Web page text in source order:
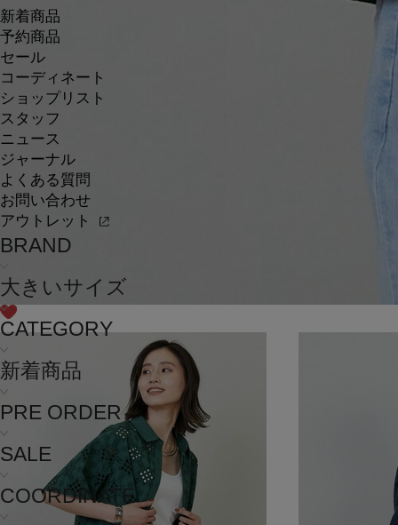
新着商品
予約商品
セール
コーディネート
ショップリスト
スタッフ
ニュース
ジャーナル
よくある質問
お問い合わせ
アウトレット
BRAND
大きいサイズ
CATEGORY
新着商品
PRE ORDER
SALE
COORDINATE